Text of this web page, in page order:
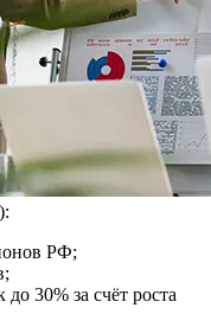
РФ;
до 30% за счёт роста